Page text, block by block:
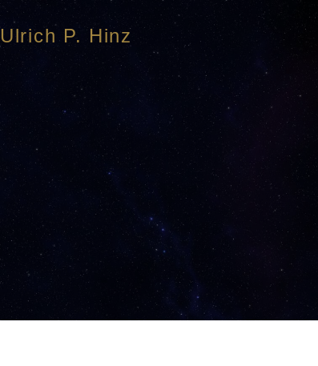
Ulrich P. Hinz